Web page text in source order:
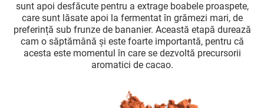
sunt apoi desfăcute pentru a extrage boabele proaspete,
care sunt lăsate apoi la fermentat în grămezi mari, de
preferință sub frunze de bananier. Această etapă durează
cam o săptămână și este foarte importantă, pentru că
acesta este momentul în care se dezvoltă precursorii
aromatici de cacao.